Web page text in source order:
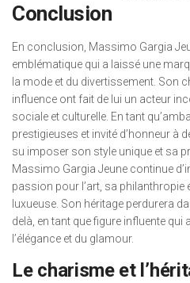
Conclusion
En conclusion, Massimo Gargia
emblématique qui a laissé une
la mode et du divertissement. Son
influence ont fait de lui un acteur
sociale et culturelle. En tant
prestigieuses et invité d’honneur à
su imposer son style unique et sa
Massimo Gargia Jeune continue
passion pour l’art, sa philanthropie
luxueuse. Son héritage perdurera
delà, en tant que figure influente qui
l’élégance et du glamour.
Le charisme et